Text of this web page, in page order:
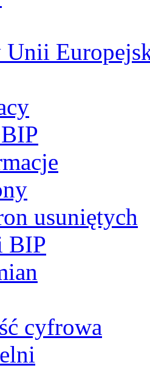
Unii
usuniętych
BIP
cyfrowa